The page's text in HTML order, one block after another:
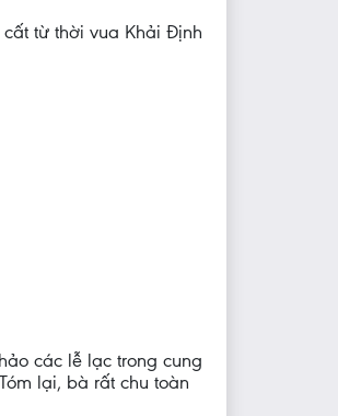
từ thời vua Khải Định
các lễ lạc trong cung
lại, bà rất chu toàn